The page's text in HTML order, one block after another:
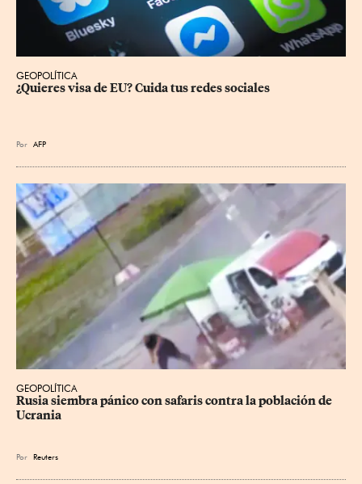
GEOPOLÍTICA
¿Quieres visa de EU? Cuida tus redes sociales
Por AFP
GEOPOLÍTICA
Rusia siembra pánico con safaris contra la población de
Ucrania
Por Reuters